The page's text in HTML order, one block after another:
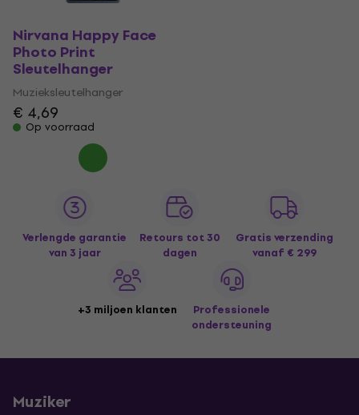
Nirvana Happy Face
Photo Print
Sleutelhanger
Muzieksleutelhanger
€ 4,69
Op voorraad
Verlengde garantie
van 3 jaar
Retours tot 30
dagen
Gratis verzending
vanaf € 299
+3 miljoen klanten
Professionele
ondersteuning
Muziker